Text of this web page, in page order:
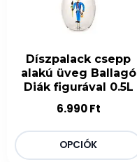
Díszpalack csepp
alakú üveg Ballagó
Diák figurával 0.5L
6.990Ft
OPCIÓK